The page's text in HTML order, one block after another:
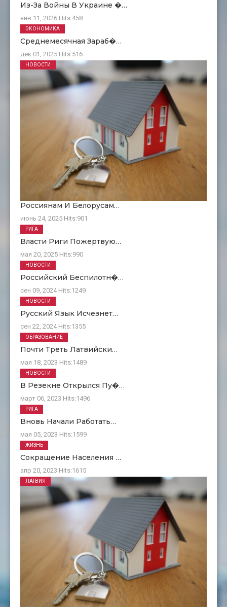
Из-За Войны В Украине �…
янв 11, 2026 Hits:458
Среднемесячная Зараб�…
дек 01, 2025 Hits:516
ЭКОНОМИКА
Россиянам И Белорусам…
июнь 24, 2025 Hits:901
НОВОСТИ
Власти Риги Пожертвую…
мая 20, 2025 Hits:990
РИГА
Российский Беспилотн�…
сен 09, 2024 Hits:1249
НОВОСТИ
Русский Язык Исчезнет…
сен 22, 2024 Hits:1355
НОВОСТИ
Почти Треть Латвийски…
мая 18, 2023 Hits:1489
ОБРАЗОВАНИЕ
В Резекне Открылся Пу�…
март 06, 2023 Hits:1496
НОВОСТИ
Вновь Начали Работать…
мая 05, 2023 Hits:1599
РИГА
Сокращение Населения …
апр 20, 2023 Hits:1615
ЖИЗНЬ
ЛАТВИЯ